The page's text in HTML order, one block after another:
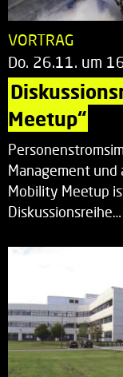
VORTRAG
Do. 26.11. um
Meetup“
Management
Mobility Meetup
Diskussionsreihe…